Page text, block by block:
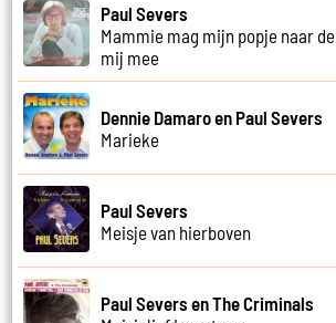
Paul Severs
Mammie mag mijn popje naar
mij mee
Dennie Damaro en Paul Severs
Marieke
Paul Severs
Meisje van hierboven
Paul Severs en The Criminals